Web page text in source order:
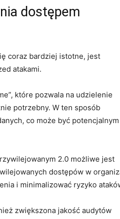
dostępem
coraz bardziej ⁢istotne,⁤ jest
atakami.
które pozwala‌ na udzielenie
potrzebny. W ⁤ten sposób
co może⁢ być potencjalnym
2.0 możliwe ⁢jest
dostępów w
i minimalizować ryzyko
zwiększona jakość audytów